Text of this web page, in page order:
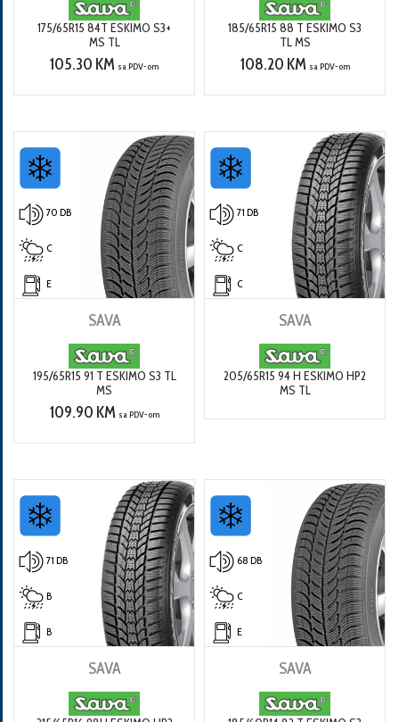
175/65R15 84T ESKIMO S3+
MS TL
105.30 KM sa PDV-om
185/65R15 88 T ESKIMO S3
TL MS
108.20 KM sa PDV-om
70 DB
C
E
SAVA
195/65R15 91 T ESKIMO S3 TL
MS
109.90 KM sa PDV-om
71 DB
C
C
SAVA
205/65R15 94 H ESKIMO HP2
MS TL
71 DB
B
B
SAVA
68 DB
C
E
SAVA